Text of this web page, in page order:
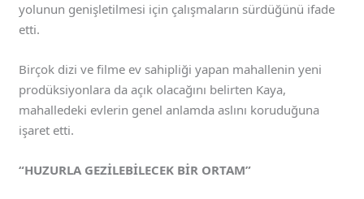
yolunun genişletilmesi için çalışmaların sürdüğünü ifade
etti.
Birçok dizi ve filme ev sahipliği yapan mahallenin yeni
prodüksiyonlara da açık olacağını belirten Kaya,
mahalledeki evlerin genel anlamda aslını koruduğuna
işaret etti.
“HUZURLA GEZİLEBİLECEK BİR ORTAM”